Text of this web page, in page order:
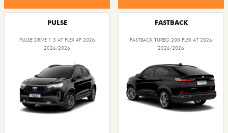
PULSE
PULSE DRIVE 1.3 AT FLEX 4P 2026
2026/2026
FASTBACK
FASTBACK TURBO 200 FLEX AT 2026
2026/2026